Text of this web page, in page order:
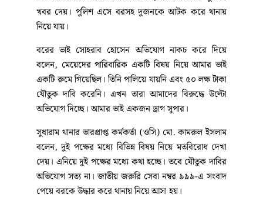
খোঁজ নিয়ে জানা যায়, কনে পক্ষ ৩০০জন মানুষের জন্য
মেহরান ডাইনে খাবারের আয়োজন করে। বর পক্ষের
আনুষ্ঠানিকতা শেষ করার জন্য প্রস্তুতি নিলে বরকে খুঁজে
পাওয়া যাচ্ছে না। পরে বরকে একটি রুমে পাওয়া যায়। বর
এসে কনের মামাদের কাছে ৫০ লক্ষ টাকা যৌতুক দাবি করে।
টাকা দিতে অস্বীকার করলে বর উঠে এসে পালিয়ে যাই। বিয়ে
বাগবিতন্ডা ও হাতাহাতির ঘটনা ঘটে। পরে বরের পক্ষের
লোকজন এসে কনের লোকজনের ওপর হামলা করে।
একপর্যায়ে কনে পক্ষের লোকজন ও স্থানীয় লোকজন পুলিশে
খবর দেয়। পুলিশ এসে বরসহ দুজনকে আটক করে থানায়
নিয়ে যায়।